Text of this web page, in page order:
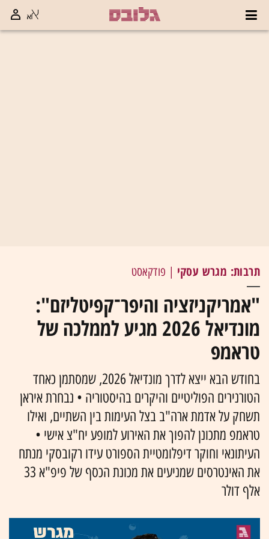
תרבות: מגרש עסקי | פודקאסט
"אמריקניזציה והיפר־קפיטליזם":
מונדיאל 2026 מגיע לממלכה של
טראמפ
בחודש הבא ייצא לדרך מונדיאל 2026, שמסתמן כאחד
הטורנירים הפוליטיים והיקרים בהיסטוריה • נבחרת איראן
תשחק על אדמת ארה"ב בצל העימות בין השתיים, ואילו
טראמפ מתכונן להפוך את האירוע למופע יח"צ אישי •
העיתונאי וחוקר דיפלומטיית הספורט עידו רקובסקי מנתח
את האינטרסים שמניעים את מכונת הכסף של פיפ"א 33
אלף דולר